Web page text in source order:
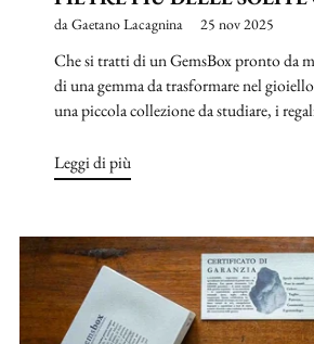
da Gaetano Lacagnina 25 nov 2025
Che si tratti di un GemsBox pronto da
di una gemma da trasformare nel
una piccola collezione da studiare, i
Leggi di più